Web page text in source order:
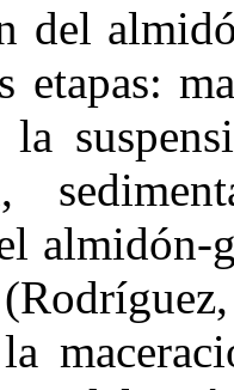
del
etapas: